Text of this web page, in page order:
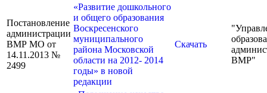
Постановление
администрации
ВМР МО от
14.11.2013 №
2499
«Развитие дошкольного
и общего образования
Воскресенского
муниципального
района Московской
области на 2012- 2014
годы» в новой
редакции
Скачать
ВМР"